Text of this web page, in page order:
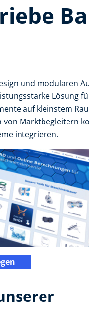
und modularen
Lösung
auf kleinstem
Marktbegleitern
integrieren.